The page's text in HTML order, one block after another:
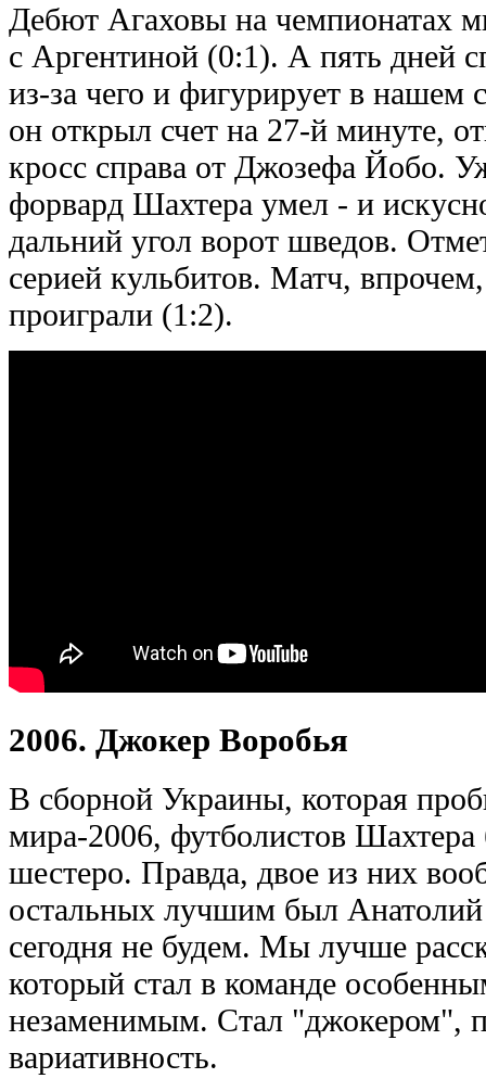
Дебют Агаховы на чемпионатах
с Аргентиной (0:1). А пять дней
из-за чего и фигурирует в
он открыл счет на 27-й минуте,
кросс справа от Джозефа Йобо.
форвард Шахтера умел - и
дальний угол ворот шведов.
серией кульбитов. Матч,
проиграли (1:2).
2006. Джокер Воробья
В сборной Украины, которая
мира-2006, футболистов Шахтера
шестеро. Правда, двое из них
остальных лучшим был
сегодня не будем. Мы лучше
который стал в команде
незаменимым. Стал "джокером",
вариативность.